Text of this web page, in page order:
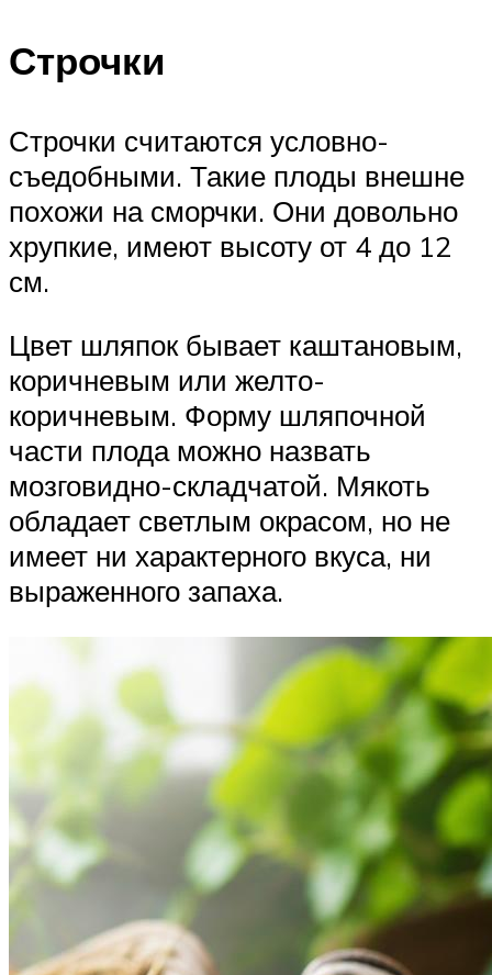
Строчки
Строчки считаются условно-
съедобными. Такие плоды внешне
похожи на сморчки. Они довольно
хрупкие, имеют высоту от 4 до 12
см.
Цвет шляпок бывает каштановым,
коричневым или желто-
коричневым. Форму шляпочной
части плода можно назвать
мозговидно-складчатой. Мякоть
обладает светлым окрасом, но не
имеет ни характерного вкуса, ни
выраженного запаха.